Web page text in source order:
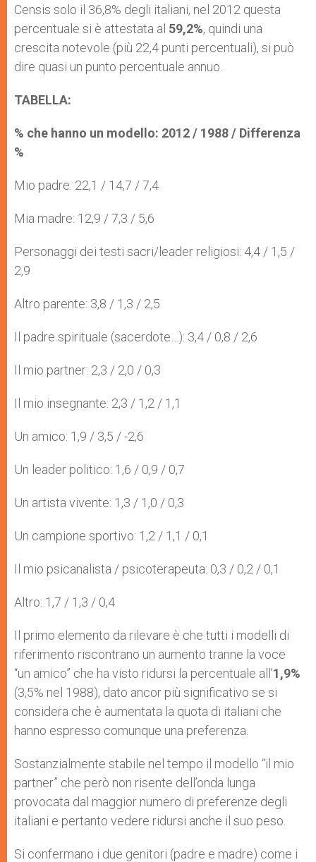
Censis solo il 36,8% degli italiani, nel 2012 questa
percentuale si è attestata al 59,2%, quindi una
crescita notevole (più 22,4 punti percentuali), si può
dire quasi un punto percentuale annuo.
TABELLA:
% che hanno un modello: 2012 / 1988 / Differenza
%
Mio padre: 22,1 / 14,7 / 7,4
Mia madre: 12,9 / 7,3 / 5,6
Personaggi dei testi sacri/leader religiosi: 4,4 / 1,5 /
2,9
Altro parente: 3,8 / 1,3 / 2,5
Il padre spirituale (sacerdote…): 3,4 / 0,8 / 2,6
Il mio partner: 2,3 / 2,0 / 0,3
Il mio insegnante: 2,3 / 1,2 / 1,1
Un amico: 1,9 / 3,5 / -2,6
Un leader politico: 1,6 / 0,9 / 0,7
Un artista vivente: 1,3 / 1,0 / 0,3
Un campione sportivo: 1,2 / 1,1 / 0,1
Il mio psicanalista / psicoterapeuta: 0,3 / 0,2 / 0,1
Altro: 1,7 / 1,3 / 0,4
Il primo elemento da rilevare è che tutti i modelli di
riferimento riscontrano un aumento tranne la voce
“un amico” che ha visto ridursi la percentuale all’1,9%
(3,5% nel 1988), dato ancor più significativo se si
considera che è aumentata la quota di italiani che
hanno espresso comunque una preferenza.
Sostanzialmente stabile nel tempo il modello “il mio
partner” che però non risente dell’onda lunga
provocata dal maggior numero di preferenze degli
italiani e pertanto vedere ridursi anche il suo peso.
Si confermano i due genitori (padre e madre) come i